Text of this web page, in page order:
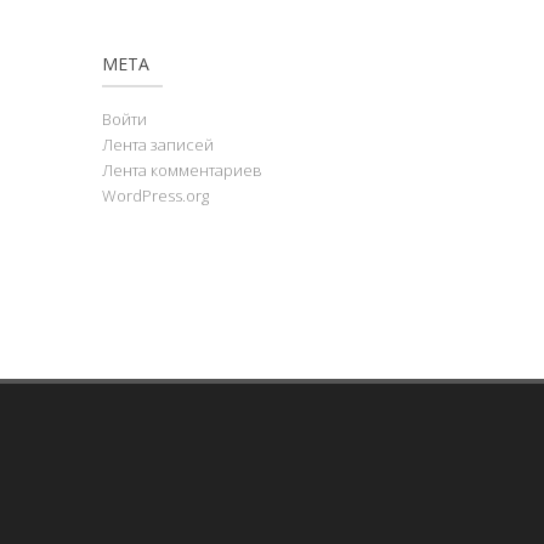
МЕТА
Войти
Лента записей
Лента комментариев
WordPress.org